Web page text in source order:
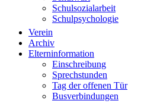
Schulsozialarbeit
Schulpsychologie
Verein
Archiv
Elterninformation
Einschreibung
Sprechstunden
Tag der offenen Tür
Busverbindungen